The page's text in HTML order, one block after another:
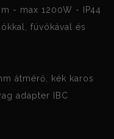
- max 1200W - IP44
fúvókával és
átmérő, kék karos
adapter IBC